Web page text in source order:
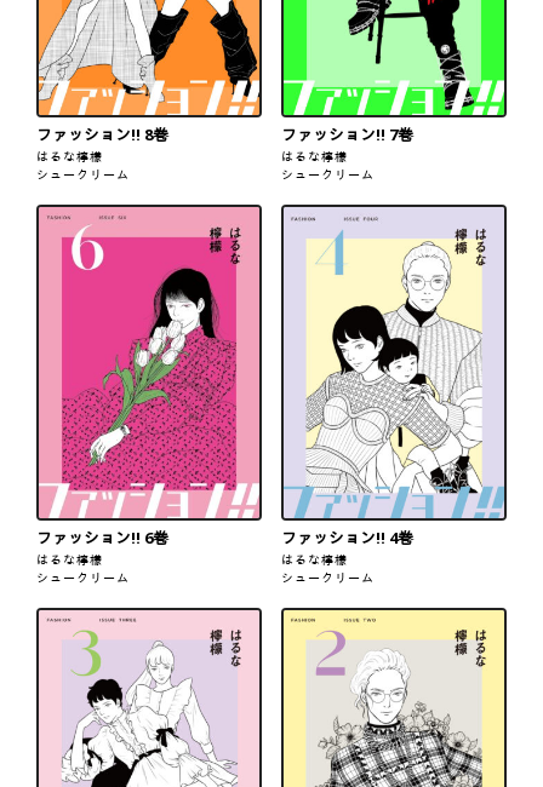
ファッション!! 8巻
はるな檸檬
シュークリーム
ファッション!! 7巻
はるな檸檬
シュークリーム
ファッション!! 6巻
はるな檸檬
シュークリーム
ファッション!! 4巻
はるな檸檬
シュークリーム